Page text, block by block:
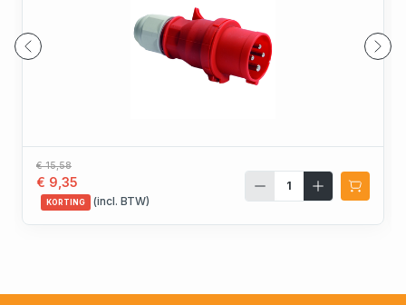
€ 15,58
€ 9,35
KORTING (incl. BTW)